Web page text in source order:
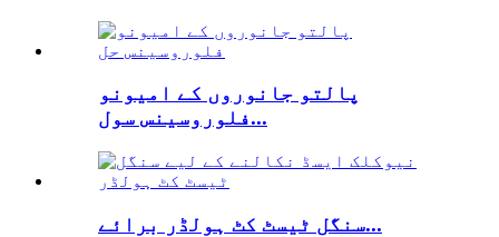
پالتو جانوروں کے امیونو
فلوروسینس سول...
سنگل ٹیسٹ کٹ ہولڈر برائے...